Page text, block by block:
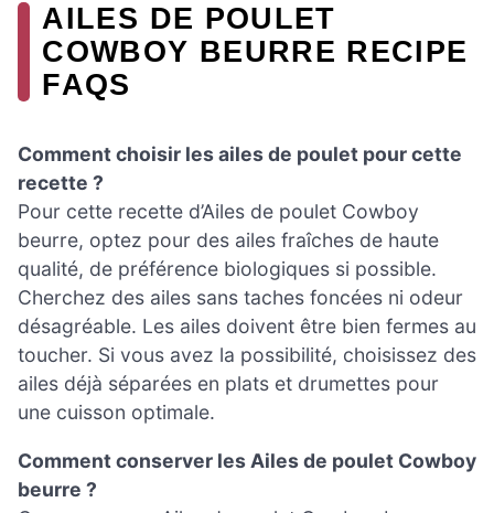
AILES DE POULET
COWBOY BEURRE RECIPE
FAQS
Comment choisir les ailes de poulet pour cette
recette ?
Pour cette recette d’Ailes de poulet Cowboy
beurre, optez pour des ailes fraîches de haute
qualité, de préférence biologiques si possible.
Cherchez des ailes sans taches foncées ni odeur
désagréable. Les ailes doivent être bien fermes au
toucher. Si vous avez la possibilité, choisissez des
ailes déjà séparées en plats et drumettes pour
une cuisson optimale.
Comment conserver les Ailes de poulet Cowboy
beurre ?